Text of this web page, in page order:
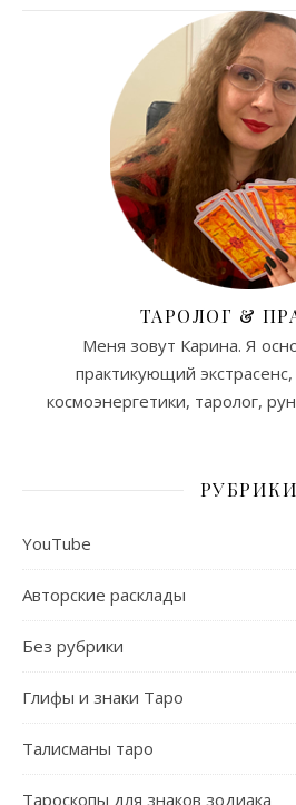
ТАРОЛОГ &
Меня зовут Карина. Я
практикующий экстрасенс,
космоэнергетики, таролог,
РУБРИКИ
YouTube
Авторские расклады
Без рубрики
Глифы и знаки Таро
Талисманы таро
Тароскопы для знаков зодиака